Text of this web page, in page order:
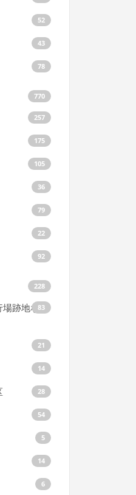
52
43
78
770
257
175
105
36
79
22
92
228
場跡地な83
21
14
28
54
5
14
6